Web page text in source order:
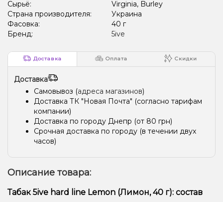
Сырьё:
Virginia, Burley
Страна производителя:
Украина
Фасовка:
40 г
Бренд:
5ive
Доставка Оплата Скидки
Доставка
Самовывоз (адреса магазинов)
Доставка ТК "Новая Почта" (согласно тарифам
компании)
Доставка по городу Днепр (от 80 грн)
Срочная доставка по городу (в течении двух
часов)
Описание товара:
Табак 5ive hard line Lemon (Лимон, 40 г): состав